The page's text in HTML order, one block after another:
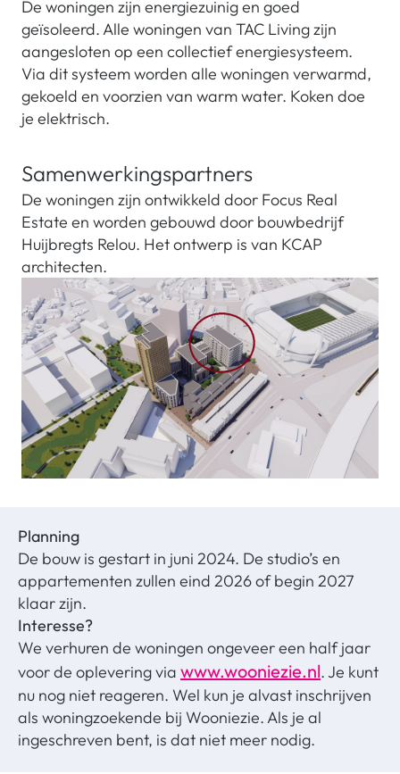
De woningen zijn energiezuinig en goed
geïsoleerd. Alle woningen van TAC Living zijn
aangesloten op een collectief energiesysteem.
Via dit systeem worden alle woningen verwarmd,
gekoeld en voorzien van warm water. Koken doe
je elektrisch.
Samenwerkingspartners
De woningen zijn ontwikkeld door Focus Real
Estate en worden gebouwd door bouwbedrijf
Huijbregts Relou. Het ontwerp is van KCAP
architecten.
Planning
De bouw is gestart in juni 2024. De studio’s en
appartementen zullen eind 2026 of begin 2027
klaar zijn.
Interesse?
We verhuren de woningen ongeveer een half jaar
voor de oplevering via www.wooniezie.nl. Je kunt
nu nog niet reageren. Wel kun je alvast inschrijven
als woningzoekende bij Wooniezie. Als je al
ingeschreven bent, is dat niet meer nodig.